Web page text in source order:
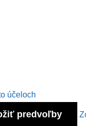
účeloch
predvoľby